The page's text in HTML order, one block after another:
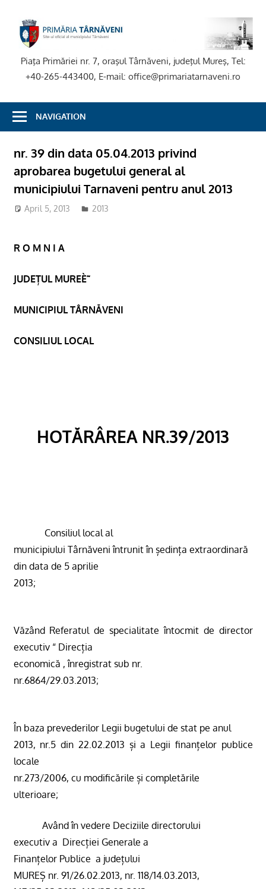
content
Piaţa Primăriei nr. 7, oraşul Târnăveni, judeţul Mureş, Tel:
+40-265-443400, E-mail: office@primariatarnaveni.ro
NAVIGATION
nr. 39 din data 05.04.2013 privind
aprobarea bugetului general al
municipiului Tarnaveni pentru anul 2013
April 5, 2013 2013
R O M N I A
JUDEȚUL MUREÈ˜
MUNICIPIUL TÂRNĂVENI
CONSILIUL LOCAL
HOTĂRÂREA NR.39/2013
Consiliul local al
municipiului Târnăveni întrunit în ședința extraordinară
din data de 5 aprilie
2013;
Văzând Referatul de specialitate întocmit de director
executiv “ Direcția
economică , înregistrat sub nr.
nr.6864/29.03.2013;
În baza prevederilor Legii bugetului de stat pe anul
2013, nr.5 din 22.02.2013 și a Legii finanțelor publice
locale
nr.273/2006, cu modificările și completările
ulterioare;
Având în vedere Deciziile directorului
executiv a Direcției Generale a
Finanțelor Publice a județului
MUREȘ nr. 91/26.02.2013, nr. 118/14.03.2013,